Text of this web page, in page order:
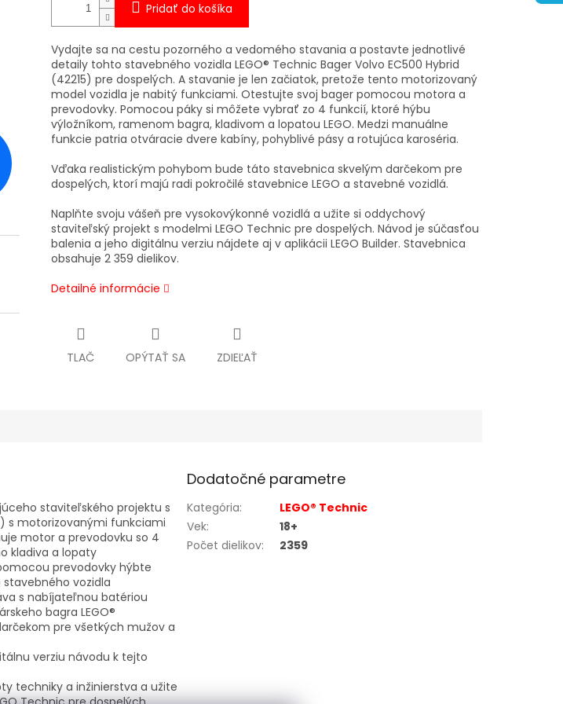
Pridať do košíka
Vydajte sa na cestu pozorného a vedomého stavania a postavte jednotlivé
detaily tohto stavebného vozidla LEGO® Technic Bager Volvo EC500 Hybrid
(42215) pre dospelých. A stavanie je len začiatok, pretože tento motorizovaný
model vozidla je nabitý funkciami. Otestujte svoj bager pomocou motora a
prevodovky. Pomocou páky si môžete vybrať zo 4 funkcií, ktoré hýbu
výložníkom, ramenom bagra, kladivom a lopatou LEGO. Medzi manuálne
funkcie patria otváracie dvere kabíny, pohyblivé pásy a rotujúca karoséria.
Vďaka realistickým pohybom bude táto stavebnica skvelým darčekom pre
dospelých, ktorí majú radi pokročilé stavebnice LEGO a stavebné vozidlá.
Naplňte svoju vášeň pre vysokovýkonné vozidlá a užite si oddychový
staviteľský projekt s modelmi LEGO Technic pre dospelých. Návod je súčasťou
balenia a jeho digitálnu verziu nájdete aj v aplikácii LEGO Builder. Stavebnica
obsahuje 2 359 dielikov.
Detailné informácie
TLAČ OPÝTAŤ SA ZDIEĽAŤ
staviteľského projektu s
s motorizovanými funkciami
motor a prevodovku so 4
kladiva a lopaty
prevodovky hýbte
vozidla
s nabíjateľnou batériou
bagra LEGO®
pre všetkých mužov a
verziu návodu k tejto
techniky a inžinierstva a užite
Dodatočné parametre
Kategória:
LEGO® Technic
Vek:
18+
Počet dielikov: 2359